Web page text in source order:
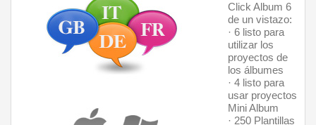
Click Album 6
de un vistazo:
· 6 listo para
utilizar los
proyectos de
los álbumes
· 4 listo para
usar proyectos
Mini Album
· 250 Plantillas